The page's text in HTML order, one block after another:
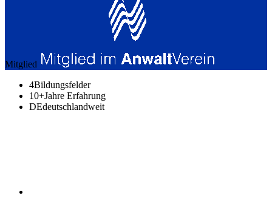
Mitglied
4Bildungsfelder
10+Jahre Erfahrung
DEdeutschlandweit